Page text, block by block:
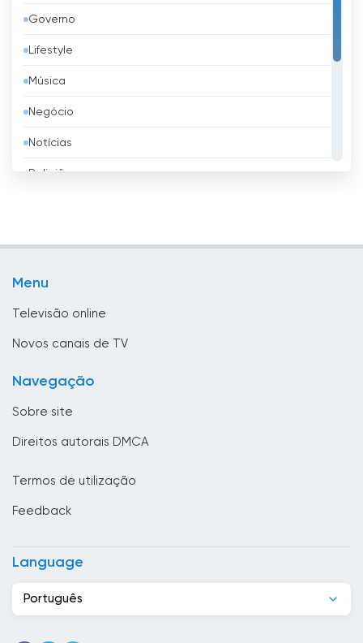
Bangladesh
Barbados
Barém
Bélgica
Belize
Camboja
Canadá
Governo
Lifestyle
Música
Negócio
Notícias
Religião
Menu
Televisão online
Novos canais de TV
Navegação
Sobre site
Direitos autorais DMCA
Termos de utilização
Feedback
Language
Português